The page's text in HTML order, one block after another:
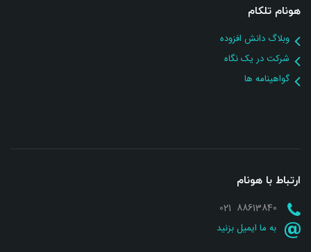
هونام تلکام
وبلاگ دانش افزوده
شرکت در یک نگاه
گواهینامه ها
ارتباط با هونام
به ما ایمیل بزنید